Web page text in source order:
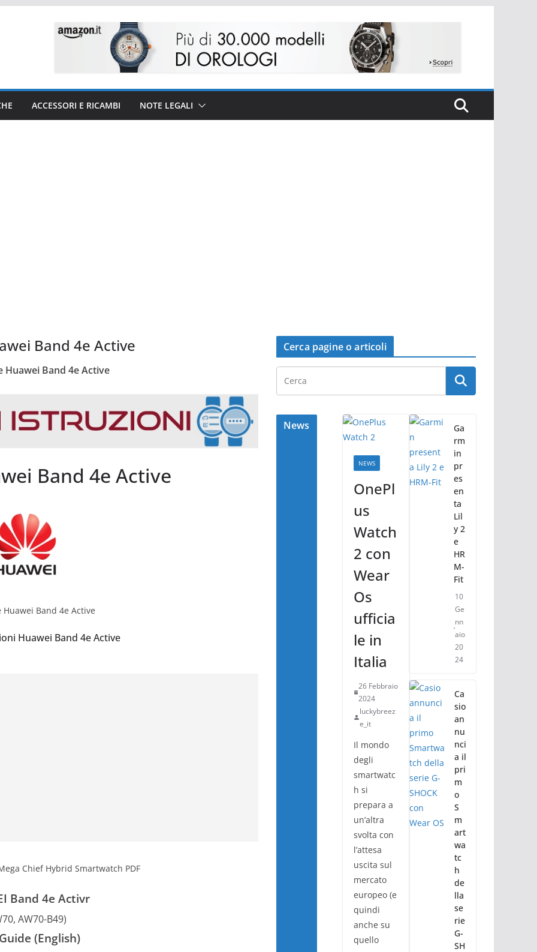
ACCESSORI E RICAMBI NOTE LEGALI
Band 4e Active
Huawei Band 4e Active
Band 4e Active
Huawei Band 4e Active
Band 4e Activr
AW70-B49)
(English)
Cerca pagine o articoli
News
NEWS
OnePl
us
Watch
2 con
Wear
Os
ufficia
le in
Italia
26 Febbraio
2024
luckybreez
e_it
Il mondo
degli
smartwatc
h si
prepara a
un’altra
svolta con
l’attesa
uscita sul
mercato
europeo (e
quindi
anche su
quello
Ga
rm
in
pr
es
en
ta
Lil
y 2
e
HR
M-
Fit
10
Ge
nn
aio
20
24
Ca
sio
an
nu
nci
a il
pri
m
o
S
m
art
wa
tc
h
de
lla
se
rie
G-
SH